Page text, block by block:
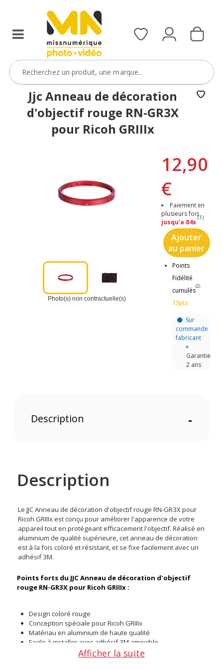
Jjc Anneau de décoration
d'objectif rouge RN-GR3X
pour Ricoh GRIIIx
Photo(s) non contractuelle(s)
12,90
€
Paiement en
plusieurs fois
jusqu'a 84x
(1)
Ajouter
au panier
Points
Fidélité
cumulés
(2)
13pts
Sur
commande
fabricant
Garantie
2 ans
Description -
Description
Le JJC Anneau de décoration d'objectif rouge RN-GR3X pour
Ricoh GRIIIx est conçu pour améliorer l'apparence de votre
appareil tout en protégeant efficacement l'objectif. Réalisé en
aluminium de qualité supérieure, cet anneau de décoration
est à la fois coloré et résistant, et se fixe facilement avec un
adhésif 3M.
Points forts du JJC Anneau de décoration d'objectif
rouge RN-GR3X pour Ricoh GRIIIx :
Design coloré rouge
Conception spéciale pour Ricoh GRIIIx
Matériau en aluminium de haute qualité
Facile à installer avec adhésif 3M amovible
Protection contre les rayures et la poussière
Afficher la suite